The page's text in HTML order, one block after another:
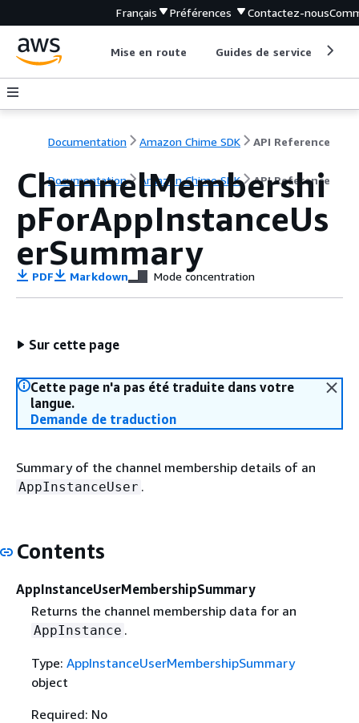
Français Préférences Contactez-nous
Mise en route Guides de service
Documentation Amazon Chime SDK API Reference
Documentation Amazon Chime SDK API Reference
ChannelMembershi
pForAppInstanceUs
erSummary
PDF Markdown Mode concentration
Sur cette page
Cette page n'a pas été traduite dans votre
langue.
Demande de traduction
Summary of the channel membership details of an
AppInstanceUser .
Contents
AppInstanceUserMembershipSummary
Returns the channel membership data for an
AppInstance .
Type: AppInstanceUserMembershipSummary
object
Required: No